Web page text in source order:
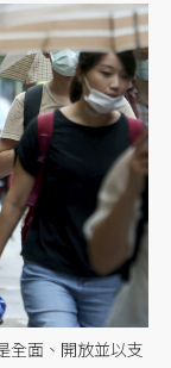
全面、開放並以支